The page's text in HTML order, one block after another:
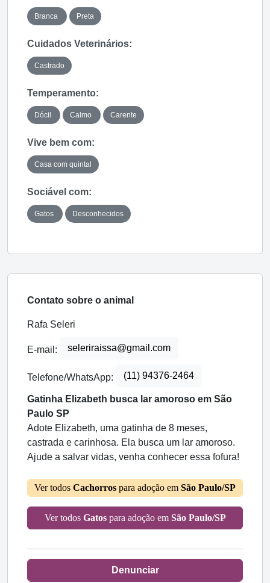
Branca Preta
Cuidados Veterinários:
Castrado
Temperamento:
Dócil Calmo Carente
Vive bem com:
Casa com quintal
Sociável com:
Gatos Desconhecidos
Contato sobre o animal
Rafa Seleri
E-mail: seleriraissa@gmail.com
Telefone/WhatsApp: (11) 94376-2464
Gatinha Elizabeth busca lar amoroso em São
Paulo SP
Adote Elizabeth, uma gatinha de 8 meses,
castrada e carinhosa. Ela busca um lar amoroso.
Ajude a salvar vidas, venha conhecer essa fofura!
Ver todos Cachorros para adoção em São Paulo/SP
Ver todos Gatospara adoção em São Paulo/SP
Denunciar